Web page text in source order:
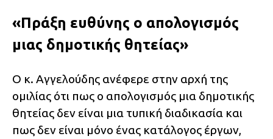
«Πράξη ευθύνης ο απολογισμός
μιας δημοτικής θητείας»
Ο κ. Αγγελούδης ανέφερε στην αρχή της
ομιλίας ότι πως ο απολογισμός μια δημοτικής
θητείας δεν είναι μια τυπική διαδικασία και
πως δεν είναι μόνο ένας κατάλογος έργων,